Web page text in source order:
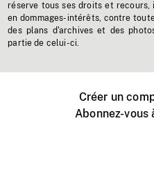
réserve tous ses droits et
en dommages-intérêts, contre
des plans d'archives et des
partie de celui-ci.
Créer un
Abonnez-vous